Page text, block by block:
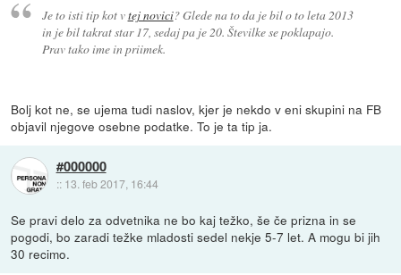
Je to isti tip kot vtej novici? Glede na to da je bil o to leta 2013
in je bil takrat star 17, sedaj pa je 20. Številke se poklapajo.
Prav tako ime in priimek.
Bolj kot ne, se ujema tudi naslov, kjer je nekdo v eni skupini na FB
objavil njegove osebne podatke. To je ta tip ja.
#000000
:: 13. feb 2017, 16:44
Se pravi delo za odvetnika ne bo kaj težko, še če prizna in se
pogodi, bo zaradi težke mladosti sedel nekje 5-7 let. A mogu bi jih
30 recimo.